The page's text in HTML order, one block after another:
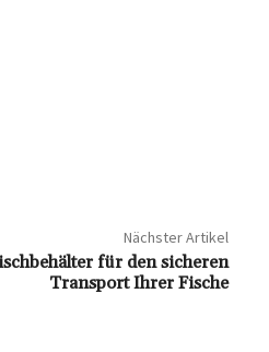
Nächster Artikel
für den sicheren
Transport Ihrer Fische